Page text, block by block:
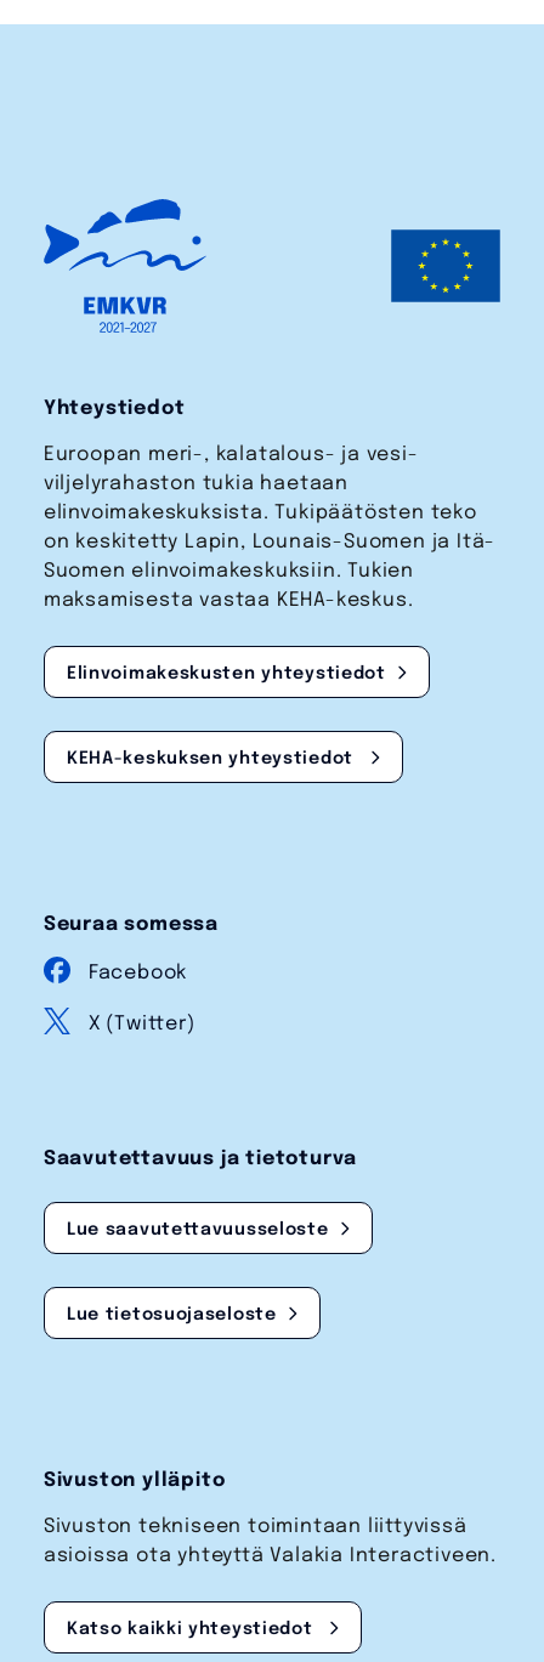
Yhteystiedot
Euroopan meri-, kalatalous- ja vesi­
viljelyrahaston tukia haetaan
elinvoimakeskuksista. Tukipäätösten teko
on keskitetty Lapin, Lounais-Suomen ja Itä-
Suomen elinvoimakeskuksiin. Tukien
maksamisesta vastaa KEHA-keskus.
Elinvoimakeskusten yhteystiedot
KEHA-keskuksen yhteystiedot
Seuraa somessa
Facebook
X (Twitter)
Saavutettavuus ja tietoturva
Lue saavutettavuusseloste
Lue tietosuojaseloste
Sivuston ylläpito
Sivuston tekniseen toimintaan liittyvissä
asioissa ota yhteyttä Valakia Interactiveen.
Katso kaikki yhteystiedot